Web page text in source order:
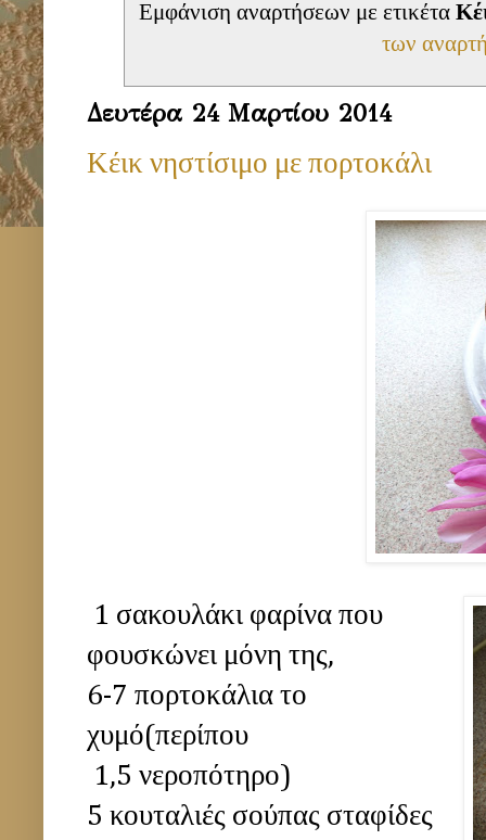
Εμφάνιση αναρτήσεων με ετικέτα
των
Δευτέρα 24 Μαρτίου 2014
Κέικ νηστίσιμο με πορτοκάλι
1 σακουλάκι φαρίνα που
φουσκώνει μόνη της,
6-7 πορτοκάλια το
χυμό(περίπου
1,5 νεροπότηρο)
5 κουταλιές σούπας σταφίδες